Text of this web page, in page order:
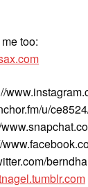
too:
u/